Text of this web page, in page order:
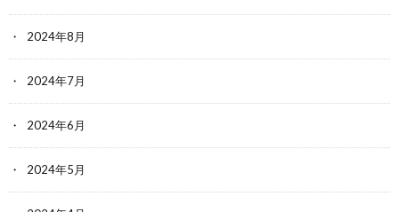
2024年8月
2024年7月
2024年6月
2024年5月